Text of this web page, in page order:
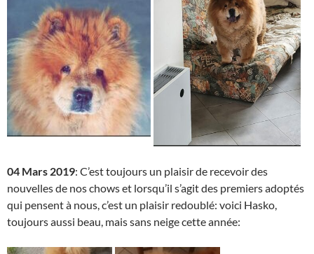
04 Mars 2019: C’est toujours un plaisir de recevoir des
nouvelles de nos chows et lorsqu’il s’agit des premiers adoptés
qui pensent à nous, c’est un plaisir redoublé: voici Hasko,
toujours aussi beau, mais sans neige cette année: